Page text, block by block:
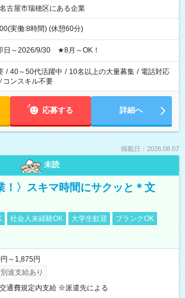
古屋市瑞穂区にある企業
実働:8時間) (休憩60分)
日～2026/9/30 ★8月～OK！
/ 40～50代活躍中 / 10名以上の大量募集 / 電話対応
コンスキル不要
応募する 詳細へ
掲載日：2026.08.07
未読
！〉スキマ時間にサクッと＊文
社会人未経験OK 大学生歓迎
ブランクOK
～1,875円
途支給あり
通費規定内支給 ※派遣先による